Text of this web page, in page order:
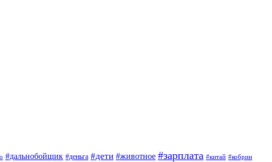
#дальнобойщик #деньга #дети #животное #зарплата #китай #кобрин